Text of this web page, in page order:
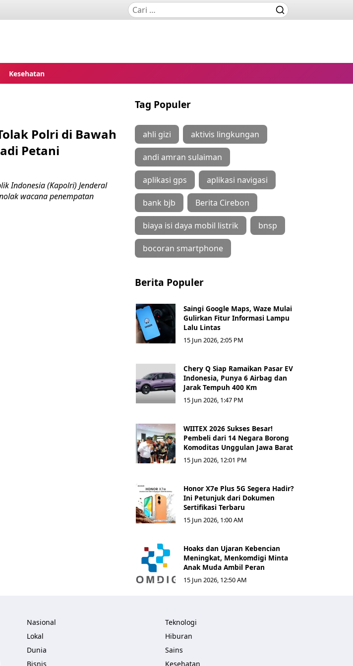
Kesehatan
Polri di Bawah
Petani
Indonesia (Kapolri) Jenderal
wacana penempatan
Tag Populer
ahli gizi aktivis lingkungan
andi amran sulaiman
aplikasi gps aplikasi navigasi
bank bjb Berita Cirebon
biaya isi daya mobil listrik bnsp
bocoran smartphone
Berita Populer
Saingi Google Maps, Waze Mulai
Gulirkan Fitur Informasi Lampu
Lalu Lintas
15 Jun 2026, 2:05 PM
Chery Q Siap Ramaikan Pasar EV
Indonesia, Punya 6 Airbag dan
Jarak Tempuh 400 Km
15 Jun 2026, 1:47 PM
WIITEX 2026 Sukses Besar!
Pembeli dari 14 Negara Borong
Komoditas Unggulan Jawa Barat
15 Jun 2026, 12:01 PM
Honor X7e Plus 5G Segera Hadir?
Ini Petunjuk dari Dokumen
Sertifikasi Terbaru
15 Jun 2026, 1:00 AM
Hoaks dan Ujaran Kebencian
Meningkat, Menkomdigi Minta
Anak Muda Ambil Peran
15 Jun 2026, 12:50 AM
Nasional
Lokal
Dunia
Bisnis
Teknologi
Hiburan
Sains
Kesehatan